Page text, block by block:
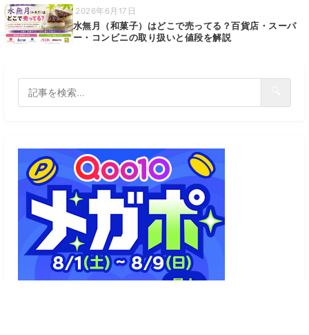
2026年6月17日
水無月（和菓子）はどこで売ってる？百貨店・スーパ
ー・コンビニの取り扱いと値段を解説